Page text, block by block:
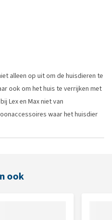
alleen op uit om de huisdieren te
ook om het huis te verrijken met
Lex en Max niet van
waar het huisdier
ook